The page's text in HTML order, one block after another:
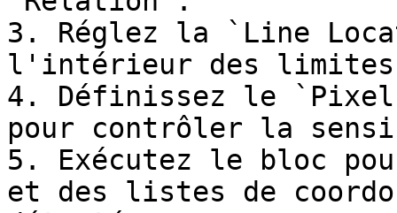
3. Réglez la `Line
l'intérieur des limites
4. Définissez le `Pixel
pour contrôler la
5. Exécutez le bloc
et des listes de